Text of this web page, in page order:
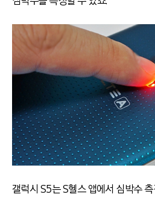
갤럭시 S5는 S헬스 앱에서 심박수